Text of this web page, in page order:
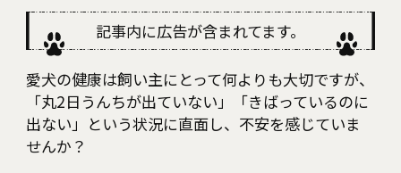
Culture
Health
Lifestyle
記事内に広告が含まれてます。
愛犬の健康は飼い主にとって何よりも大切ですが、
「丸2日うんちが出ていない」「きばっているのに
出ない」という状況に直面し、不安を感じていま
せんか？